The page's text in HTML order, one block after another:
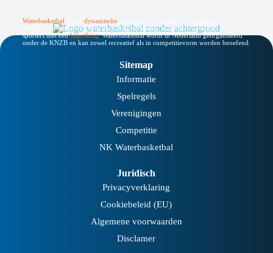
Waterbasketbal dynamische
bewegen in het water. De sport is laagdrempelig, inclusief en geschikt voor
sporters met een beperking.Waterbasketbal wordt in Nederland georganiseerd
onder de KNZB en kan zowel recreatief als in competitievorm worden beoefend.
Sitemap
Informatie
Spelregels
Verenigingen
Competitie
NK Waterbasketbal
Juridisch
Privacyverklaring
Cookiebeleid (EU)
Algemene voorwaarden
Disclamer